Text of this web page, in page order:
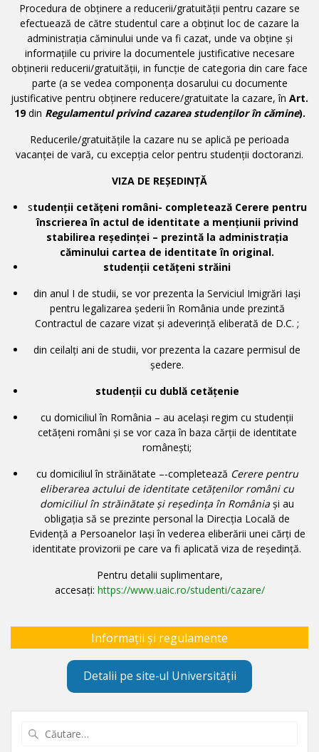
Procedura de obținere a reducerii/gratuității pentru cazare se
efectuează de către studentul care a obținut loc de cazare la
administrația căminului unde va fi cazat, unde va obține și
informațiile cu privire la documentele justificative necesare
obținerii reducerii/gratuității, in funcție de categoria din care face
parte (a se vedea componența dosarului cu documente
justificative pentru obținere reducere/gratuitate la cazare, în Art.
19din Regulamentul privind cazarea studenților în cămine).
Reducerile/gratuitățile la cazare nu se aplică pe perioada
vacanței de vară, cu excepția celor pentru studenții doctoranzi.
VIZA DE REȘEDINȚĂ
studenții cetățeni români- completează Cerere pentru
înscrierea în actul de identitate a mențiunii privind
stabilirea reședinței – prezintă la administrația
căminului cartea de identitate în original.
studenții cetățeni străini
din anul I de studii, se vor prezenta la Serviciul Imigrări Iași
pentru legalizarea șederii în România unde prezintă
Contractul de cazare vizat și adeverință eliberată de D.C. ;
din ceilalți ani de studii, vor prezenta la cazare permisul de
ședere.
studenții cu dublă cetățenie
cu domiciliul în România – au același regim cu studenții
cetățeni români și se vor caza în baza cărții de identitate
românești;
cu domiciliul în străinătate –-completează Cerere pentru
eliberarea actului de identitate cetățenilor români cu
domiciliul în străinătate și reședința în România și au
obligația să se prezinte personal la Direcția Locală de
Evidență a Persoanelor Iași în vederea eliberării unei cărți de
identitate provizorii pe care va fi aplicată viza de reședință.
Pentru detalii suplimentare,
accesați: https://www.uaic.ro/studenti/cazare/
Informații și regulamente
Detalii pe site-ul Universității